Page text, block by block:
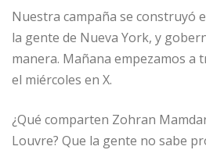
Nuestra campaña se construyó
la gente de Nueva York, y
manera. Mañana empezamos a
el miércoles en X.
¿Qué comparten Zohran
Louvre? Que la gente no sabe